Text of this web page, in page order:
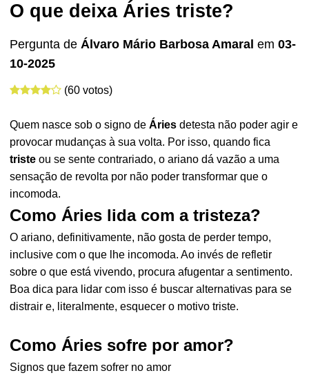
O que deixa Áries triste?
Pergunta deÁlvaro Mário Barbosa Amaral em03-
10-2025
(60 votos)
Quem nasce sob o signo deÁries detesta não poder agir e
provocar mudanças à sua volta. Por isso, quando fica
triste ou se sente contrariado, o ariano dá vazão a uma
sensação de revolta por não poder transformar que o
incomoda.
Como Áries lida com a tristeza?
O ariano, definitivamente, não gosta de perder tempo,
inclusive com o que lhe incomoda. Ao invés de refletir
sobre o que está vivendo, procura afugentar a sentimento.
Boa dica para lidar com isso é buscar alternativas para se
distrair e, literalmente, esquecer o motivo triste.
Como Áries sofre por amor?
Signos que fazem sofrer no amor